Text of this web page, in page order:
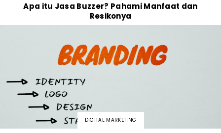
Apa itu Jasa Buzzer? Pahami Manfaat dan
Resikonya
DIGITAL MARKETING